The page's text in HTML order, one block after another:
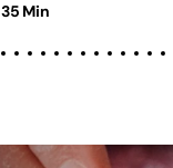
35 Min